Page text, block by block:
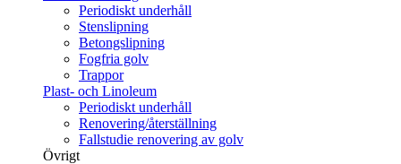
Periodiskt underhåll
Stenslipning
Betongslipning
Fogfria golv
Trappor
Plast- och Linoleum
Periodiskt underhåll
Renovering/återställning
Fallstudie renovering av golv
Övrigt